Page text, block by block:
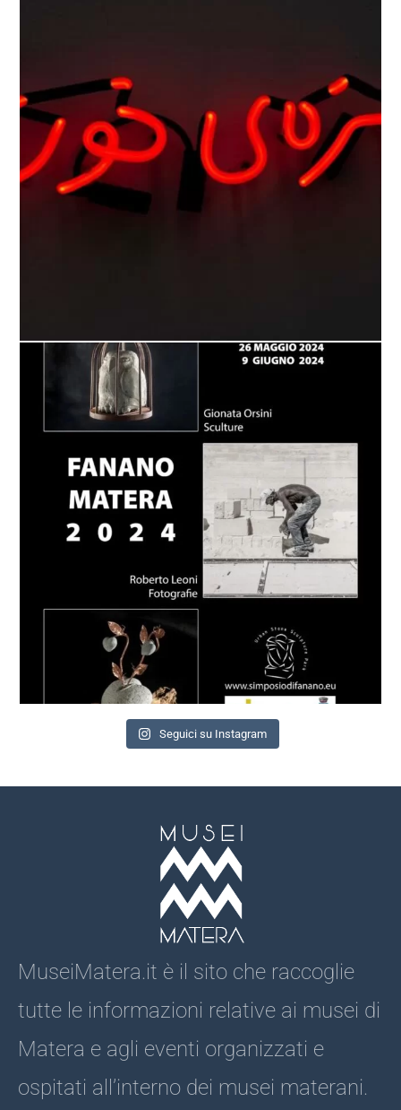
Seguici su Instagram
MuseiMatera.it è il sito che raccoglie
tutte le informazioni relative ai musei di
Matera e agli eventi organizzati e
ospitati all’interno dei musei materani.